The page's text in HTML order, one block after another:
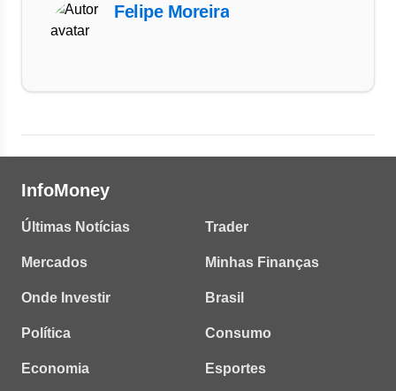
Felipe Moreira
InfoMoney
Últimas Notícias
Mercados
Onde Investir
Política
Economia
Trader
Minhas Finanças
Brasil
Consumo
Esportes